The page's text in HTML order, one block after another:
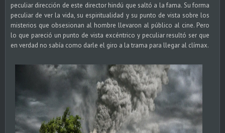
peculiar dirección de este director hindú que saltó a la fama. Su forma
peculiar de ver la vida, su espiritualidad y su punto de vista sobre los
misterios que obsesionan al hombre llevaron al público al cine. Pero
lo que pareció un punto de vista excéntrico y peculiar resultó ser que
en verdad no sabía como darle el giro a la trama para llegar al clímax.